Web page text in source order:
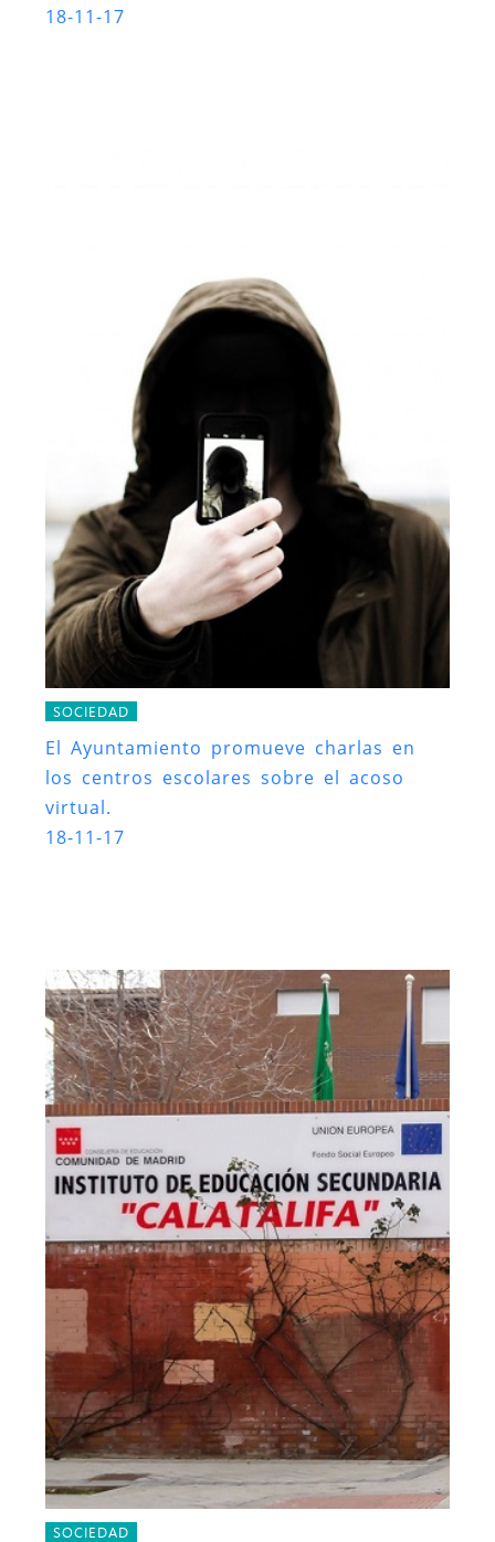
18-11-17
SOCIEDAD
El Ayuntamiento promueve charlas en
los centros escolares sobre el acoso
virtual.
18-11-17
SOCIEDAD